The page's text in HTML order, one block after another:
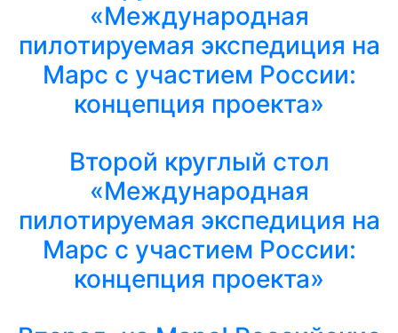
«Международная
пилотируемая экспедиция на
Марс с участием России:
концепция проекта»
Второй круглый стол
«Международная
пилотируемая экспедиция на
Марс с участием России:
концепция проекта»